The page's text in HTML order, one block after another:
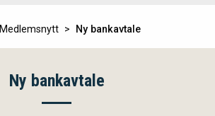
Medlemsnytt Ny bankavtale
Ny bankavtale